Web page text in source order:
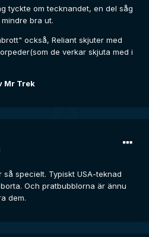
tyckte om tecknandet, en del såg
bra ut.
också, Reliant skjuter med
de verkar skjuta med i
Mr Trek
specielt. Typiskt USA-teknad
Och pratbubblorna är ännu
dem.